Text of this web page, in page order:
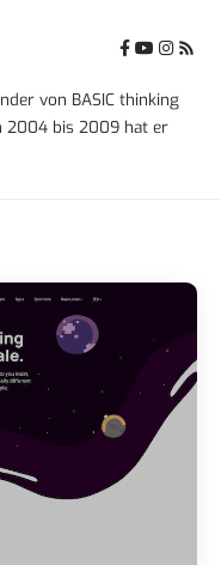
von BASIC thinking
2004 bis 2009 hat er